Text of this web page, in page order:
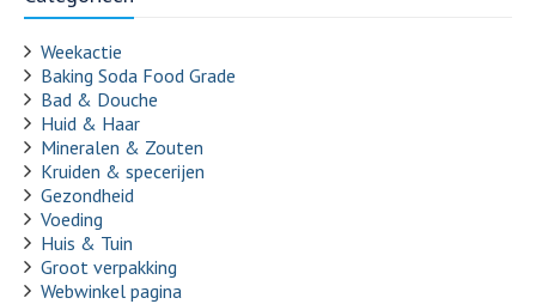
Weekactie
Baking Soda Food Grade
Bad & Douche
Huid & Haar
Mineralen & Zouten
Kruiden & specerijen
Gezondheid
Voeding
Huis & Tuin
Groot verpakking
Webwinkel pagina